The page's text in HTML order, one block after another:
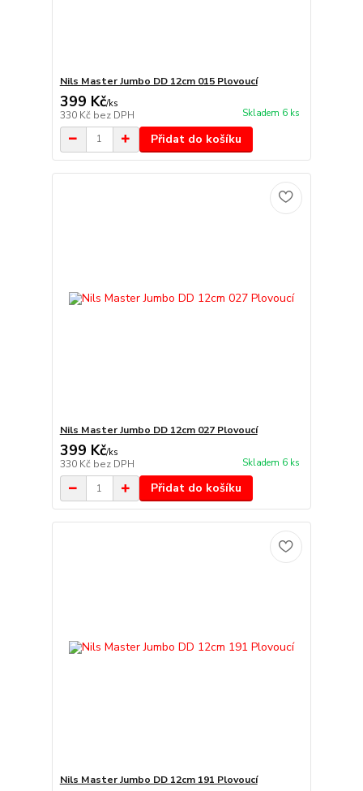
Nils Master Jumbo DD 12cm 015 Plovoucí
399 Kč/ks
330 Kč bez DPH Skladem 6 ks
Přidat do košíku
Nils Master Jumbo DD 12cm 027 Plovoucí
399 Kč/ks
330 Kč bez DPH Skladem 6 ks
Přidat do košíku
Nils Master Jumbo DD 12cm 191 Plovoucí